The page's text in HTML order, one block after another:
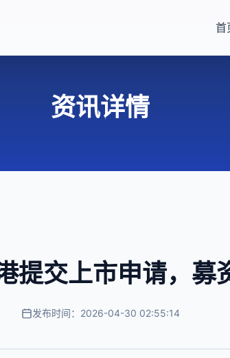
首
资讯详情
提交上市申请，募
发布时间：2026-04-30 02:55:14